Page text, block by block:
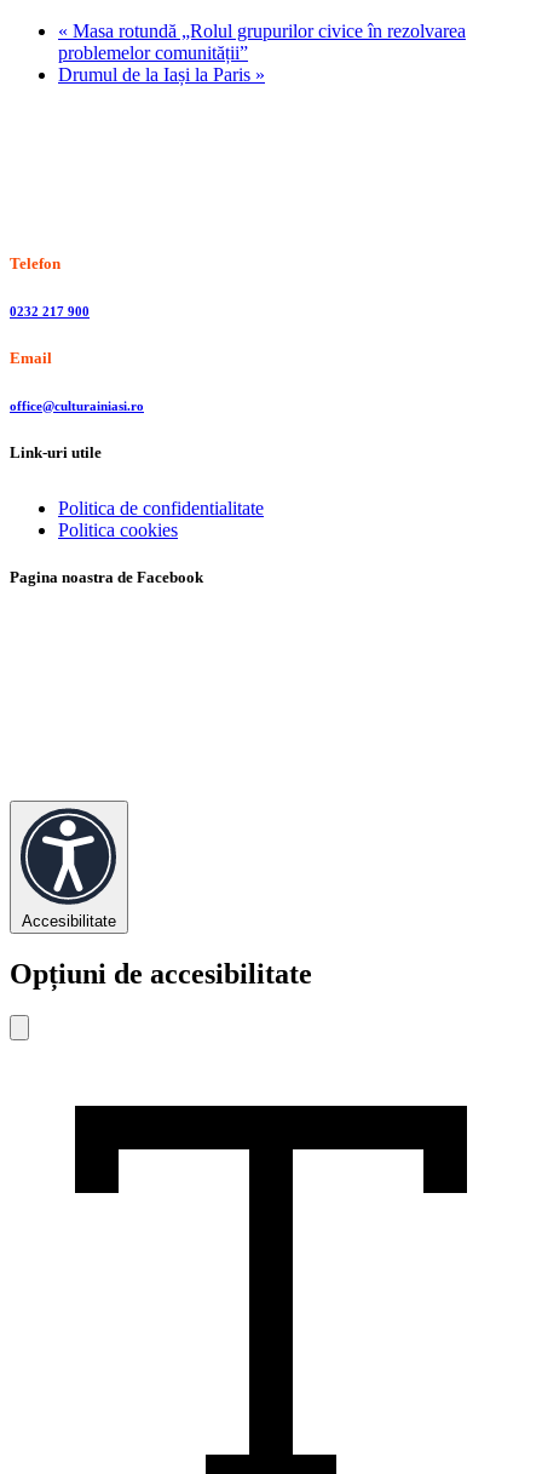
« Masa rotundă „Rolul grupurilor civice în rezolvarea
problemelor comunității”
Drumul de la Iași la Paris »
Telefon
0232 217 900
Email
office@culturainiasi.ro
Link-uri utile
Politica de confidentialitate
Politica cookies
Pagina noastra de Facebook
Accesibilitate
Opțiuni de accesibilitate